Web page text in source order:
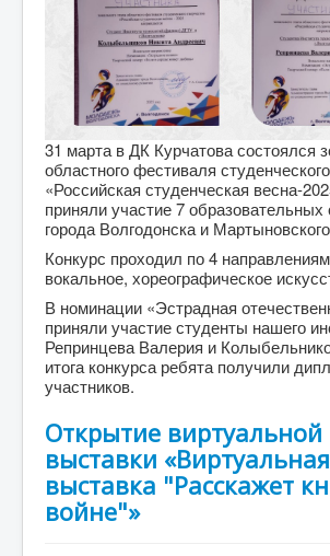
31 марта в ДК Курчатова состоялся
областного фестиваля
«Российская студенческая весна-
приняли участие 7 образовательных
города Волгодонска и
Конкурс проходил по 4
вокальное, хореографическое
В номинации «Эстрадная
приняли участие студенты нашего
Репринцева Валерия и
итога конкурса ребята получили
участников.
Открытие
выставки
выставка "Расскажет
войне"»